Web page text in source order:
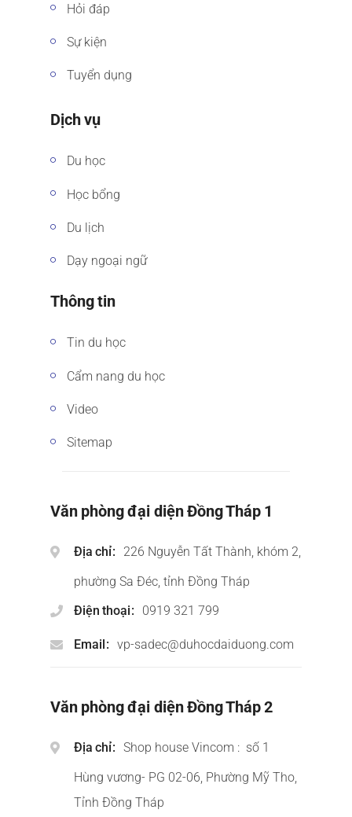
Hỏi đáp
Sự kiện
Tuyển dụng
Dịch vụ
Du học
Học bổng
Du lịch
Dạy ngoại ngữ
Thông tin
Tin du học
Cẩm nang du học
Video
Sitemap
Văn phòng đại diện Đồng Tháp 1
Địa chỉ
226 Nguyễn Tất Thành, khóm 2,
phường Sa Đéc, tỉnh Đồng Tháp
Điện thoại
0919 321 799
Email vp-sadec@duhocdaiduong.com
Văn phòng đại diện Đồng Tháp 2
Địa chỉ
Shop house Vincom : số 1
Hùng vương- PG 02-06, Phường Mỹ Tho,
Tỉnh Đồng Tháp